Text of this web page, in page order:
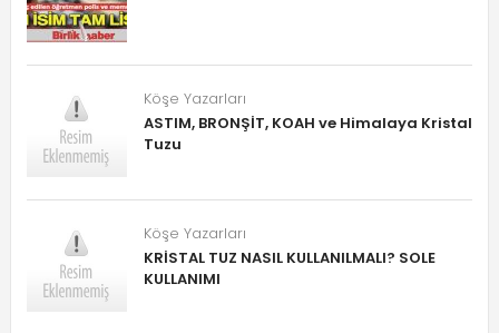
Köşe Yazarları
ASTIM, BRONŞİT, KOAH ve Himalaya Kristal
Tuzu
Köşe Yazarları
KRİSTAL TUZ NASIL KULLANILMALI? SOLE
KULLANIMI